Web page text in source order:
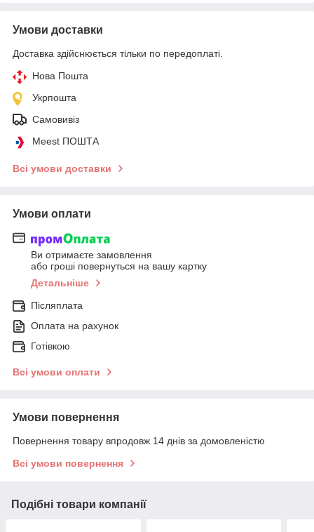
Умови доставки
Доставка здійснюється тільки по передоплаті.
Нова Пошта
Укрпошта
Самовивіз
Meest ПОШТА
Всі умови доставки
Умови оплати
Ви отримаєте замовлення
або гроші повернуться на вашу картку
Детальніше
Післяплата
Оплата на рахунок
Готівкою
Всі умови оплати
Умови повернення
Повернення товару впродовж 14 днів за домовленістю
Всі умови повернення
Подібні товари компанії